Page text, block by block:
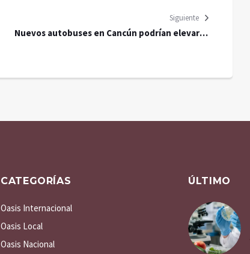
Siguiente
Nuevos autobuses en Cancún podrían elevar la
CATEGORÍAS
Oasis Internacional
Oasis Local
Oasis Nacional
ÚLTIMO